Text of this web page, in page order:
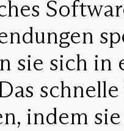
sie sich in
indem